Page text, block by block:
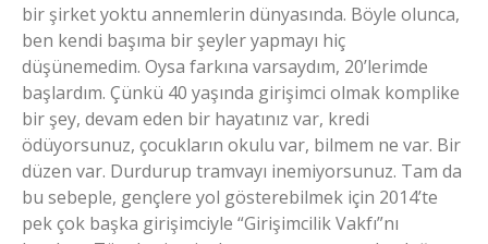
bir şirket yoktu annemlerin dünyasında. Böyle olunca,
ben kendi başıma bir şeyler yapmayı hiç
düşünemedim. Oysa farkına varsaydım, 20’lerimde
başlardım. Çünkü 40 yaşında girişimci olmak komplike
bir şey, devam eden bir hayatınız var, kredi
ödüyorsunuz, çocukların okulu var, bilmem ne var. Bir
düzen var. Durdurup tramvayı inemiyorsunuz. Tam da
bu sebeple, gençlere yol gösterebilmek için 2014’te
pek çok başka girişimciyle “Girişimcilik Vakfı”nı